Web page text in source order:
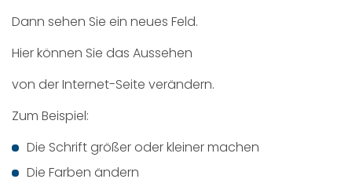
Dann sehen Sie ein neues Feld.
Hier können Sie das Aussehen
von der Internet-Seite verändern.
Zum Beispiel:
Die Schrift größer oder kleiner machen
Die Farben ändern